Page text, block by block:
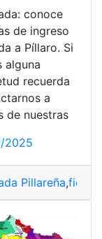
conoce
de ingreso
a Píllaro. Si
alguna
recuerda
a
de nuestras
2025
Pillareña,fiesta